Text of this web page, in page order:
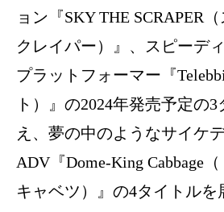
ョン『SKY THE SCRAPER
クレイパー）』、スピーデ
プラットフォーマー『
ト）』の2024年発売予定の
え、夢の中のようなサイケ
ADV『Dome-King Cabbage
キャベツ）』の4タイトルを